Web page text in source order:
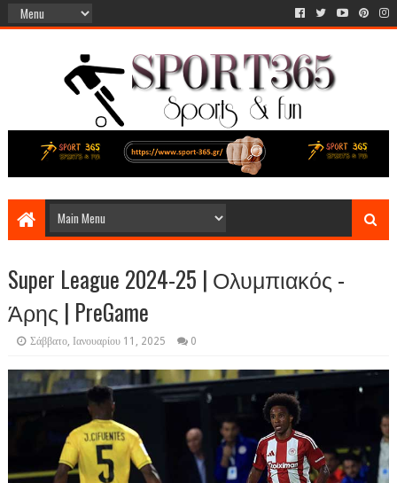
Super League 2024-25 | Ολυμπιακός -
Άρης | PreGame
Σάββατο, Ιανουαρίου 11, 2025 0